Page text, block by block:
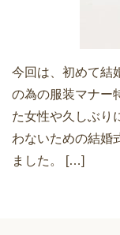
今回は、初めて結
の為の服装マナー
た女性や久しぶり
わないための結婚
ました。 […]